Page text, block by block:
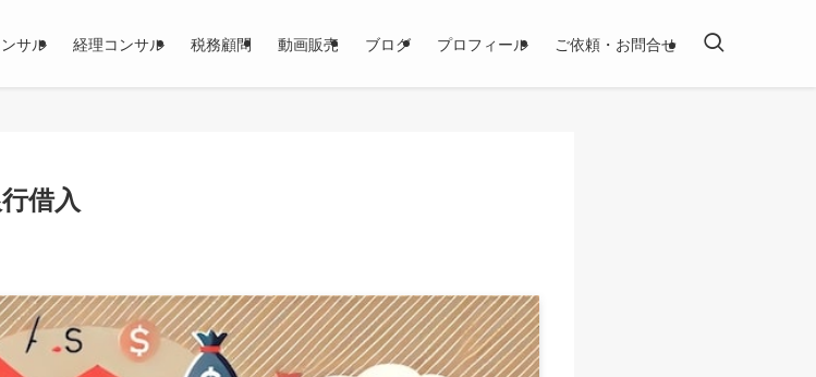
サル 経理コンサル 税務顧問 動画販売 ブログ プロフィール ご依頼・お問合せ
借入